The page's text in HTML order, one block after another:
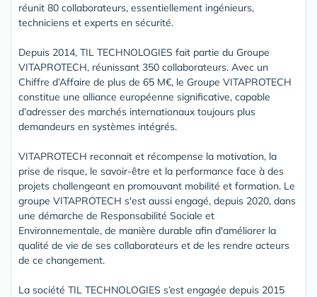
réunit 80 collaborateurs, essentiellement ingénieurs,
techniciens et experts en sécurité.
Depuis 2014, TIL TECHNOLOGIES fait partie du Groupe
VITAPROTECH, réunissant 350 collaborateurs. Avec un
Chiffre d’Affaire de plus de 65 M€, le Groupe VITAPROTECH
constitue une alliance européenne significative, capable
d’adresser des marchés internationaux toujours plus
demandeurs en systèmes intégrés.
VITAPROTECH reconnait et récompense la motivation, la
prise de risque, le savoir-être et la performance face à des
projets challengeant en promouvant mobilité et formation. Le
groupe VITAPROTECH s'est aussi engagé, depuis 2020, dans
une démarche de Responsabilité Sociale et
Environnementale, de manière durable afin d'améliorer la
qualité de vie de ses collaborateurs et de les rendre acteurs
de ce changement.
La société TIL TECHNOLOGIES s’est engagée depuis 2015